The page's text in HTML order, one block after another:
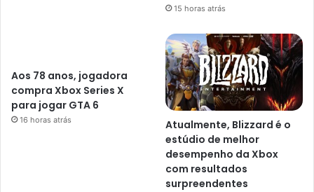
15 horas atrás
Aos 78 anos, jogadora
compra Xbox Series X
para jogar GTA 6
16 horas atrás
Atualmente, Blizzard é o
estúdio de melhor
desempenho da Xbox
com resultados
surpreendentes